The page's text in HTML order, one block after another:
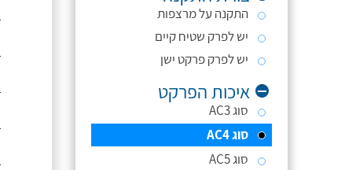
התקנה על מרצפות
יש לפרק שטיח קיים
יש לפרק פרקט ישן
איכות הפרקט
סוג AC3
סוג AC4
סוג AC5